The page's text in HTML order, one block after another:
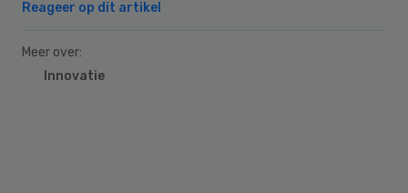
Reageer op dit artikel
Meer over:
Innovatie